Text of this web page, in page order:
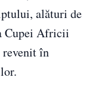
alături de
Cupei Africii
în